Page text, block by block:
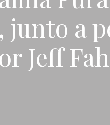
a
Jeff